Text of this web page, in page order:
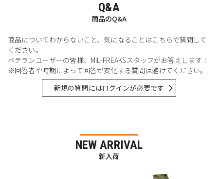
Q&A
商品のQ&A
商品についてわからないこと、気になることはこちらで質問して
ください。
ベテランユーザーの皆様、MIL-FREAKSスタッフがお答えします！
※回答者や時期によって回答が変化する質問は避けてください。
新規の質問にはログインが必要です
NEW ARRIVAL
新入荷